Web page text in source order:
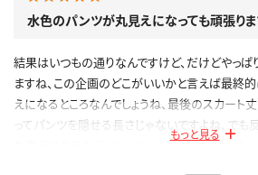
水色のパンツが丸見えになっても頑張りま
結果はいつもの通りなんですけど、だけどやっぱ
ますね、この企画のどこがいいかと言えば最終
えになるところなんでしょうね、最後のスカート
ってパンツを隠せる長さじゃないですよね、で
丸見えになるからいいんじゃないでしょうか。？
もっと見る